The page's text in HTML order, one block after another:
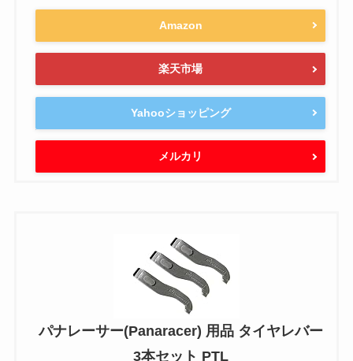
Amazon
楽天市場
Yahooショッピング
メルカリ
パナレーサー(Panaracer) 用品 タイヤレバー
3本セット PTL